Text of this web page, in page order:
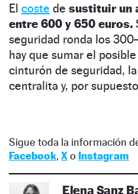
El coste de sustituir un
entre 600 y 650 euros.
seguridad ronda los
hay que sumar el
cinturón de seguridad,
centralita y, por
Sigue toda la información
Facebook, Xo Instagram
Elena Sanz